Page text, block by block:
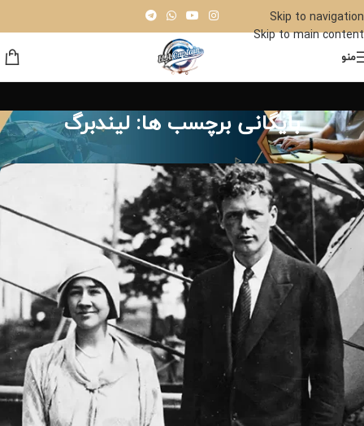
Skip to navigation
Skip to main content
منو
بایگانی برچسب ها: لیندبرگ